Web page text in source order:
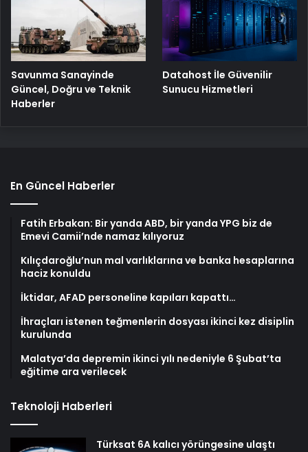
Savunma Sanayinde
Güncel, Doğru ve Teknik
Haberler
Datahost İle Güvenilir
Sunucu Hizmetleri
En Güncel Haberler
Fatih Erbakan: Bir yanda ABD, bir yanda YPG biz de
Emevi Camii’nde namaz kılıyoruz
Kılıçdaroğlu’nun mal varlıklarına ve banka hesaplarına
haciz konuldu
İktidar, AFAD personeline kapıları kapattı…
İhraçları istenen teğmenlerin dosyası ikinci kez disiplin
kurulunda
Malatya’da depremin ikinci yılı nedeniyle 6 Şubat’ta
eğitime ara verilecek
Teknoloji Haberleri
Türksat 6A kalıcı yörüngesine ulaştı